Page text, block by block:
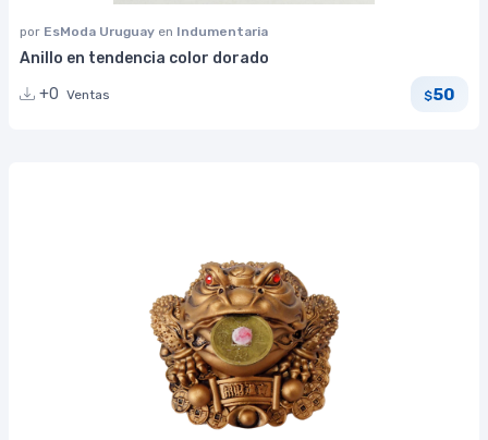
por EsModa Uruguay en Indumentaria
Anillo en tendencia color dorado
+0 Ventas $50